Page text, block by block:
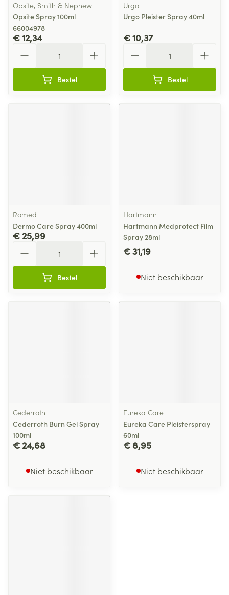
Opsite, Smith & Nephew
Opsite Spray 100ml
66004978
€ 12,34
Bestel
Urgo
Urgo Pleister Spray 40ml
€ 10,37
Bestel
Romed
Dermo Care Spray 400ml
€ 25,99
Bestel
Hartmann
Hartmann Medprotect Film
Spray 28ml
€ 31,19
Niet beschikbaar
Cederroth
Cederroth Burn Gel Spray
100ml
€ 24,68
Niet beschikbaar
Eureka Care
Eureka Care Pleisterspray
60ml
€ 8,95
Niet beschikbaar